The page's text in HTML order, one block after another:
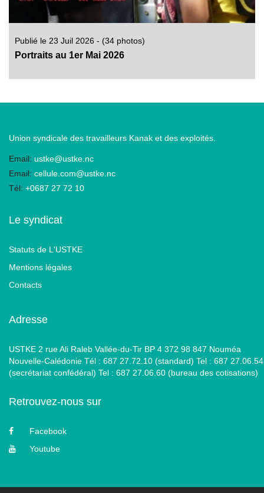
Publié le 23 Juil 2026 - (34 photos)
Portraits au 1er Mai 2026
Union syndicale des travailleurs Kanak et des exploités.
Email: ustke@ustke.nc
Email: cellule.com@ustke.nc
Tél: +0687 27 72 10
Le syndicat
Statuts de L'USTKE
Mentions légales
Contacts
Adresse
USTKE 2 rue Ali Raleb Vallée-du-Tir BP 4 372 98 847 Nouméa
Nouvelle-Calédonie Tél : 687 27.72.10 (standard) Tel : 687 27.06.54
(secrétariat confédéral) Tel : 687 27.06.60 (bureau des cotisations)
Retrouvez-nous sur
Facebook
Youtube